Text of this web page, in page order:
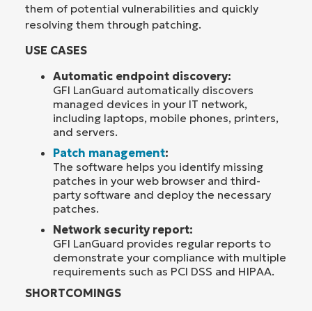
them of potential vulnerabilities and quickly
resolving them through patching.
USE CASES
Automatic endpoint discovery:
GFI LanGuard automatically discovers
managed devices in your IT network,
including laptops, mobile phones, printers,
and servers.
Patch management:
The software helps you identify missing
patches in your web browser and third-
party software and deploy the necessary
patches.
Network security report:
GFI LanGuard provides regular reports to
demonstrate your compliance with multiple
requirements such as PCI DSS and HIPAA.
SHORTCOMINGS